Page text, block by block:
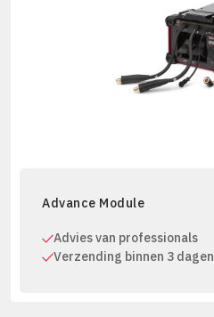
Advance Module
Advies van professionals
Verzending binnen 3 dagen